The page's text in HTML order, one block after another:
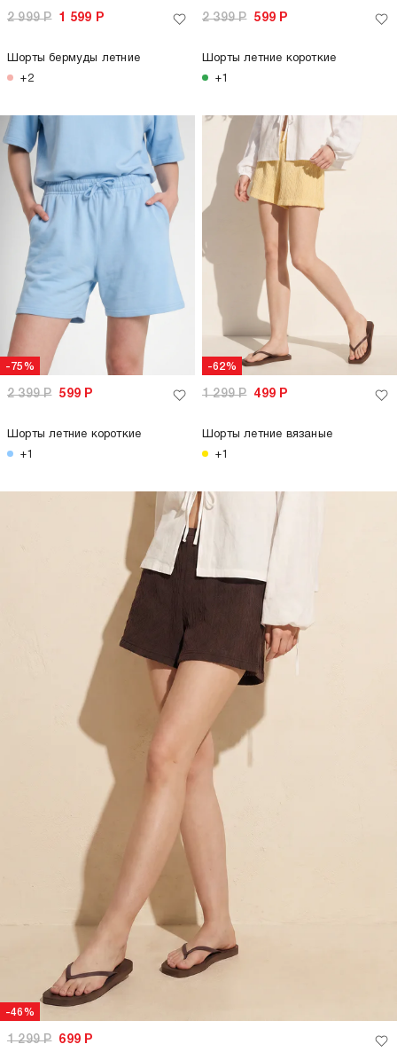
2 999Р 1 599 Р
Шорты бермуды летние
+2
2 399Р 599 Р
Шорты летние короткие
+1
-75%
2 399Р 599 Р
Шорты летние короткие
+1
-62%
1 299Р 499 Р
Шорты летние вязаные
+1
-46%
1 299Р 699 Р